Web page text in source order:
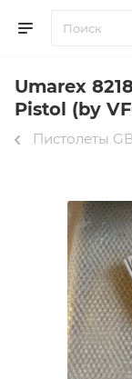
Umarex
Pistol (by
Пистолеты